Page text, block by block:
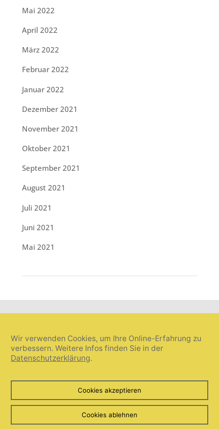
Mai 2022
April 2022
März 2022
Februar 2022
Januar 2022
Dezember 2021
November 2021
Oktober 2021
September 2021
August 2021
Juli 2021
Juni 2021
Mai 2021
Cookie-Einstellungen widerrufen
© Umanis freie Wortwahl 2026. Alle Rechte vorbehalten.
Wir verwenden Cookies, um Ihre Online-Erfahrung zu
verbessern. Weitere Infos finden Sie in der
Datenschutzerklärung.
Cookies akzeptieren
Cookies ablehnen